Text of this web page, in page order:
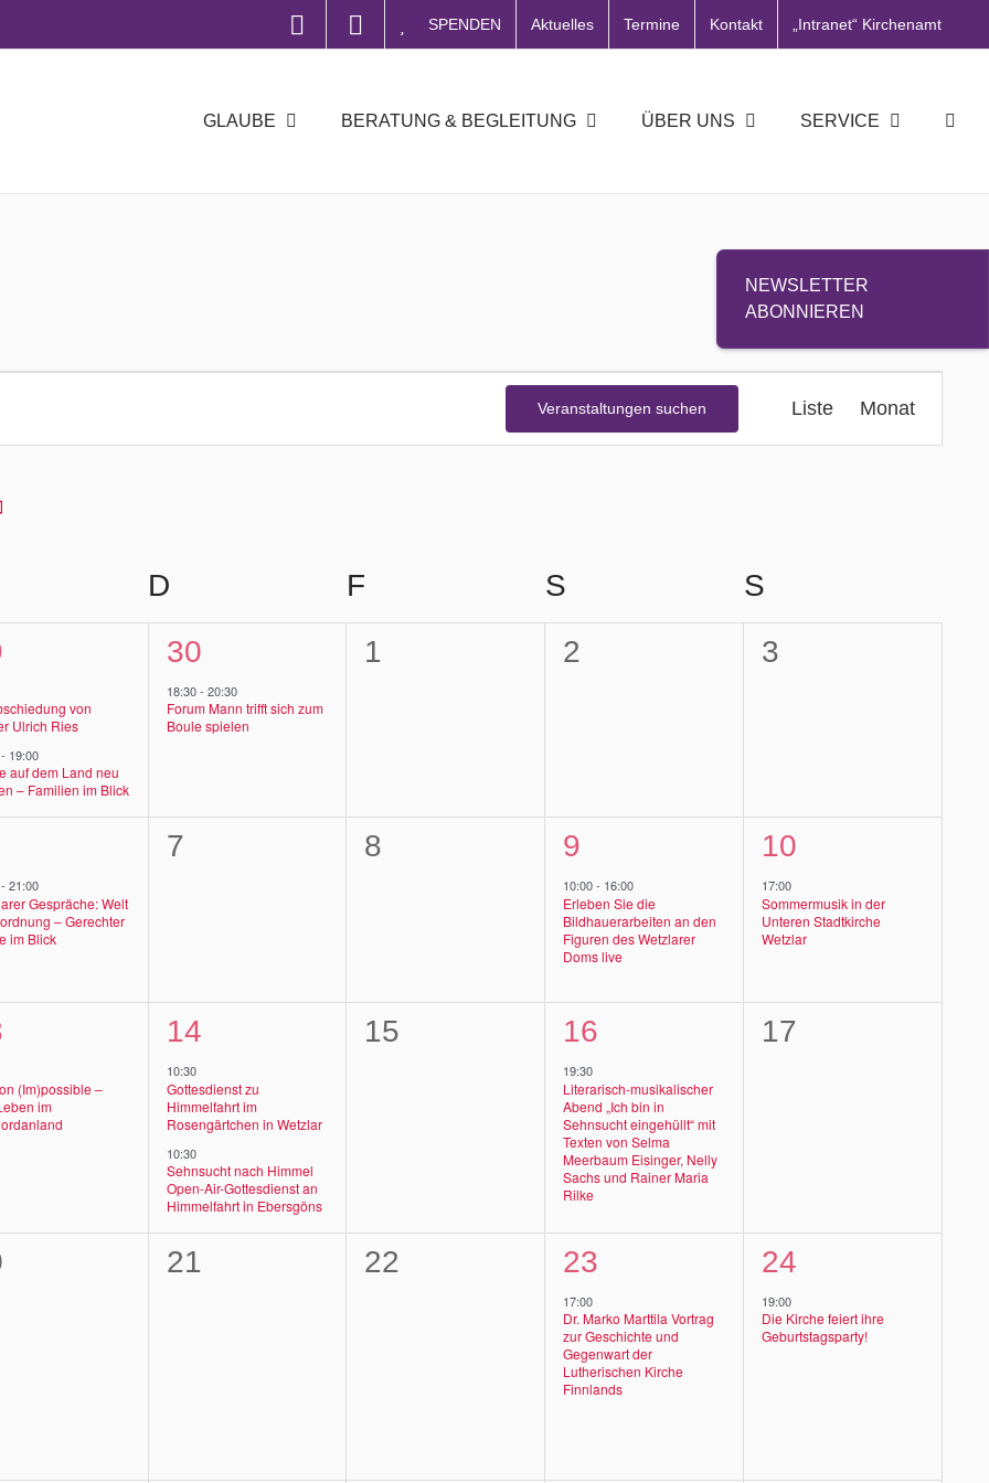
SPENDEN Aktuelles Termine Kontakt „Intranet“ Kirchenamt
GLAUBE BERATUNG & BEGLEITUNG ÜBER UNS SERVICE
NEWSLETTER
ABONNIEREN
Veranstaltungen suchen Liste Monat
D DONNERSTAG
F S S
von
Ulrich Ries
- 19:00
auf dem Land neu
– Familien im Blick
1
Veranstaltung,
30
18:30- 20:30
Forum Mann trifft sich zum
Boule spielen
0
1
0
2
0
3
- 21:00
Gespräche: Welt
– Gerechter
im Blick
0
7
0
Veranstaltungen,
8
1
Veranstaltung,
9
10:00- 16:00
Erleben Sie die
Bildhauerarbeiten an den
Figuren des Wetzlarer
Doms live
1
Veranstaltung,
10
17:00
Sommermusik in der
Unteren Stadtkirche
Wetzlar
(Im)possible –
im
2
Veranstaltungen,
14
10:30
Gottesdienst zu
Himmelfahrt im
Rosengärtchen in Wetzlar
10:30
Sehnsucht nach Himmel
Open-Air-Gottesdienst an
Himmelfahrt in Ebersgöns
0
Veranstaltungen,
15
1
Veranstaltung,
16
19:30
Literarisch-musikalischer
Abend „Ich bin in
Sehnsucht eingehüllt“ mit
Texten von Selma
Meerbaum Eisinger, Nelly
Sachs und Rainer Maria
Rilke
0
17
0
21
0
Veranstaltungen,
22
1
Veranstaltung,
23
17:00
Dr. Marko Marttila Vortrag
zur Geschichte und
Gegenwart der
Lutherischen Kirche
Finnlands
1
Veranstaltung,
24
19:00
Die Kirche feiert ihre
Geburtstagsparty!